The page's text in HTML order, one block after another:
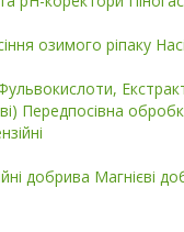
озимого ріпаку
Передпосівна
добрива Магнієві